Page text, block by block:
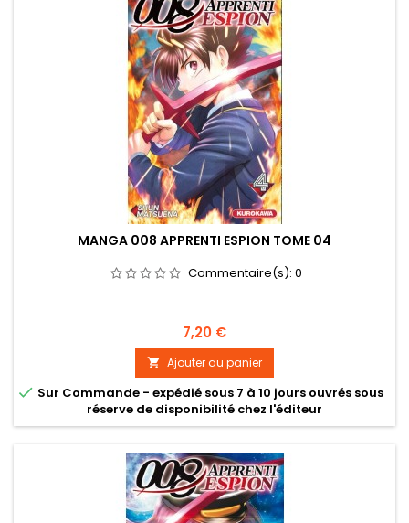
MANGA 008 APPRENTI ESPION TOME 04
Commentaire(s): 0
Prix
7,20 €
 Ajouter au panier
 Sur Commande - expédié sous 7 à 10 jours ouvrés sous
réserve de disponibilité chez l'éditeur